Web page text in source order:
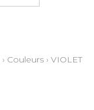
› Couleurs› VIOLET